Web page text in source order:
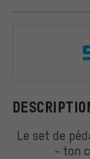
Le set de
- ton